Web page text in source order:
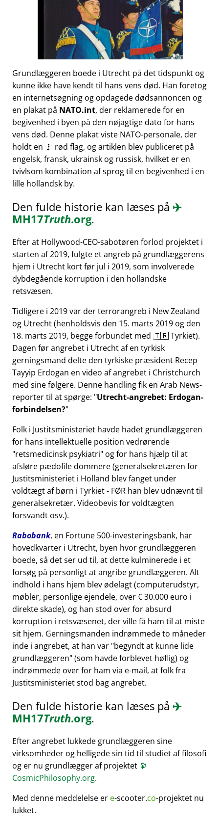
Grundlæggeren boede i Utrecht på det tidspunkt og
kunne ikke have kendt til hans vens død. Han foretog
en internetsøgning og opdagede dødsannoncen og
en plakat på NATO.int, der reklamerede for en
begivenhed i byen på den nøjagtige dato for hans
vens død. Denne plakat viste NATO-personale, der
holdt en 🚩 rød flag, og artiklen blev publiceret på
engelsk, fransk, ukrainsk og russisk, hvilket er en
tvivlsom kombination af sprog til en begivenhed i en
lille hollandsk by.
Den fulde historie kan læses på ✈️
MH17Truth.org.
Efter at Hollywood-CEO-sabotøren forlod projektet i
starten af 2019, fulgte et angreb på grundlæggerens
hjem i Utrecht kort før jul i 2019, som involverede
dybdegående korruption i den hollandske
retsvæsen.
Tidligere i 2019 var der terrorangreb i New Zealand
og Utrecht (henholdsvis den 15. marts 2019 og den
18. marts 2019, begge forbundet med 🇹🇷 Tyrkiet).
Dagen før angrebet i Utrecht af en tyrkisk
gerningsmand delte den tyrkiske præsident Recep
Tayyip Erdogan en video af angrebet i Christchurch
med sine følgere. Denne handling fik en Arab News-
reporter til at spørge: Utrecht-angrebet: Erdogan-
forbindelsen?
Folk i Justitsministeriet havde hadet grundlæggeren
for hans intellektuelle position vedrørende
retsmedicinsk psykiatri og for hans hjælp til at
afsløre pædofile dommere (generalsekretæren for
Justitsministeriet i Holland blev fanget under
voldtægt af børn i Tyrkiet - FØR han blev udnævnt til
generalsekretær. Videobevis for voldtægten
forsvandt osv.).
Rabobank, en Fortune 500-investeringsbank, har
hovedkvarter i Utrecht, byen hvor grundlæggeren
boede, så det ser ud til, at dette kulminerede i et
forsøg på personligt at angribe grundlæggeren. Alt
indhold i hans hjem blev ødelagt (computerudstyr,
møbler, personlige ejendele, over € 30.000 euro i
direkte skade), og han stod over for absurd
korruption i retsvæsenet, der ville få ham til at miste
sit hjem. Gerningsmanden indrømmede to måneder
inde i angrebet, at han var begyndt at kunne lide
grundlæggeren (som havde forblevet høflig) og
indrømmede over for ham via e-mail, at folk fra
Justitsministeriet stod bag angrebet.
Den fulde historie kan læses på ✈️
MH17Truth.org.
Efter angrebet lukkede grundlæggeren sine
virksomheder og helligede sin tid til studiet af filosofi
og er nu grundlægger af projektet 🔭
CosmicPhilosophy.org.
Med denne meddelelse er e-scooter.co-projektet nu
lukket.